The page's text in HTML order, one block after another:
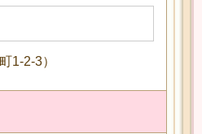
1-2-3）